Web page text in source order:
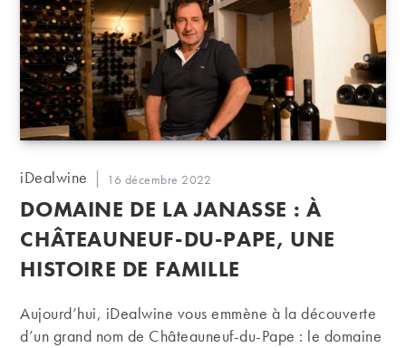
Auteur/autrice
la
publication :
iDealwine
Publication
publiée :
16 décembre 2022
DOMAINE DE LA JANASSE : À
CHÂTEAUNEUF-DU-PAPE, UNE
HISTOIRE DE FAMILLE
Aujourd’hui, iDealwine vous emmène à la découverte
d’un grand nom de Châteauneuf-du-Pape : le domaine